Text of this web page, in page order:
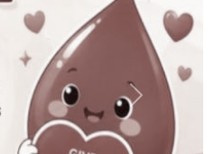
Next